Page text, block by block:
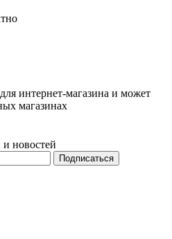
интернет-магазина и может
магазинах
новостей
Подписаться